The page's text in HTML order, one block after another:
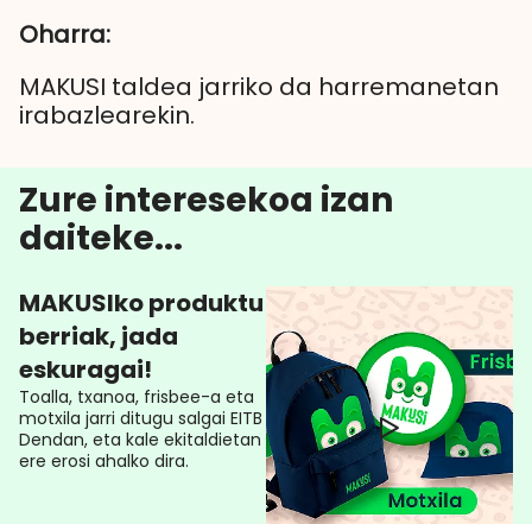
Oharra:
MAKUSI taldea jarriko da harremanetan
irabazlearekin.
Zure interesekoa izan
daiteke...
MAKUSIko produktu
berriak, jada
eskuragai!
Toalla, txanoa, frisbee-a eta
motxila jarri ditugu salgai EITB
Dendan, eta kale ekitaldietan
ere erosi ahalko dira.